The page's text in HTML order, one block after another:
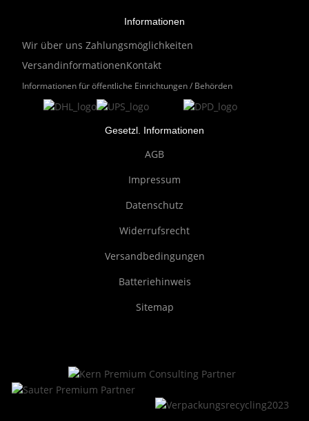
Informationen
Wir über uns Zahlungsmöglichkeiten
VersandinformationenKontakt
Informationen für öffentliche Einrichtungen / Behörden
Gesetzl. Informationen
AGB
Impressum
Datenschutz
Widerrufsrecht
Versandbedingungen
Batteriehinweis
Sitemap